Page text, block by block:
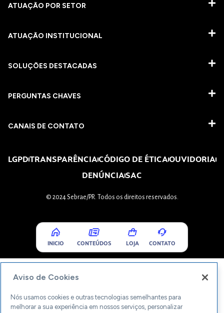
ATUAÇÃO POR SETOR
ATUAÇÃO INSTITUCIONAL
SOLUÇÕES DESTACADAS
PERGUNTAS CHAVES​
CANAIS DE CONTATO
LGPDTRANSPARÊNCIACÓDIGO DE ÉTICAOUVIDORIA
DENÚNCIASAC
© 2024 Sebrae/PR. Todos os direitos reservados.
INICIO CONTEÚDOS LOJA CONTATO
Aviso de Cookies
Nós usamos cookies e outras tecnologias semelhantes para
melhorar a sua experiência em nossos serviços, personalizar